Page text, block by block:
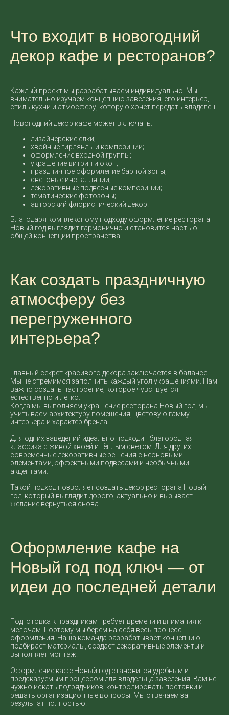
Что входит в новогодний
декор кафе и ресторанов?
Каждый проект мы разрабатываем индивидуально. Мы
внимательно изучаем концепцию заведения, его интерьер,
стиль кухни и атмосферу, которую хочет передать владелец.
Новогодний декор кафе может включать:
дизайнерские ёлки;
хвойные гирлянды и композиции;
оформление входной группы;
украшение витрин и окон;
праздничное оформление барной зоны;
световые инсталляции;
декоративные подвесные композиции;
тематические фотозоны;
авторский флористический декор.
Благодаря комплексному подходу оформление ресторана
Новый год выглядит гармонично и становится частью
общей концепции пространства.
Как создать праздничную
атмосферу без
перегруженного
интерьера?
Главный секрет красивого декора заключается в балансе.
Мы не стремимся заполнить каждый угол украшениями. Нам
важно создать настроение, которое чувствуется
естественно и легко.
Когда мы выполняем украшение ресторана Новый год, мы
учитываем архитектуру помещения, цветовую гамму
интерьера и характер бренда.
Для одних заведений идеально подходит благородная
классика с живой хвоей и тёплым светом. Для других —
современные декоративные решения с неоновыми
элементами, эффектными подвесами и необычными
акцентами.
Такой подход позволяет создать декор ресторана Новый
год, который выглядит дорого, актуально и вызывает
желание вернуться снова.
Оформление кафе на
Новый год под ключ — от
идеи до последней детали
Подготовка к праздникам требует времени и внимания к
мелочам. Поэтому мы берём на себя весь процесс
оформления. Наша команда разрабатывает концепцию,
подбирает материалы, создаёт декоративные элементы и
выполняет монтаж.
Оформление кафе Новый год становится удобным и
предсказуемым процессом для владельца заведения. Вам не
нужно искать подрядчиков, контролировать поставки и
решать организационные вопросы. Мы отвечаем за
результат полностью.